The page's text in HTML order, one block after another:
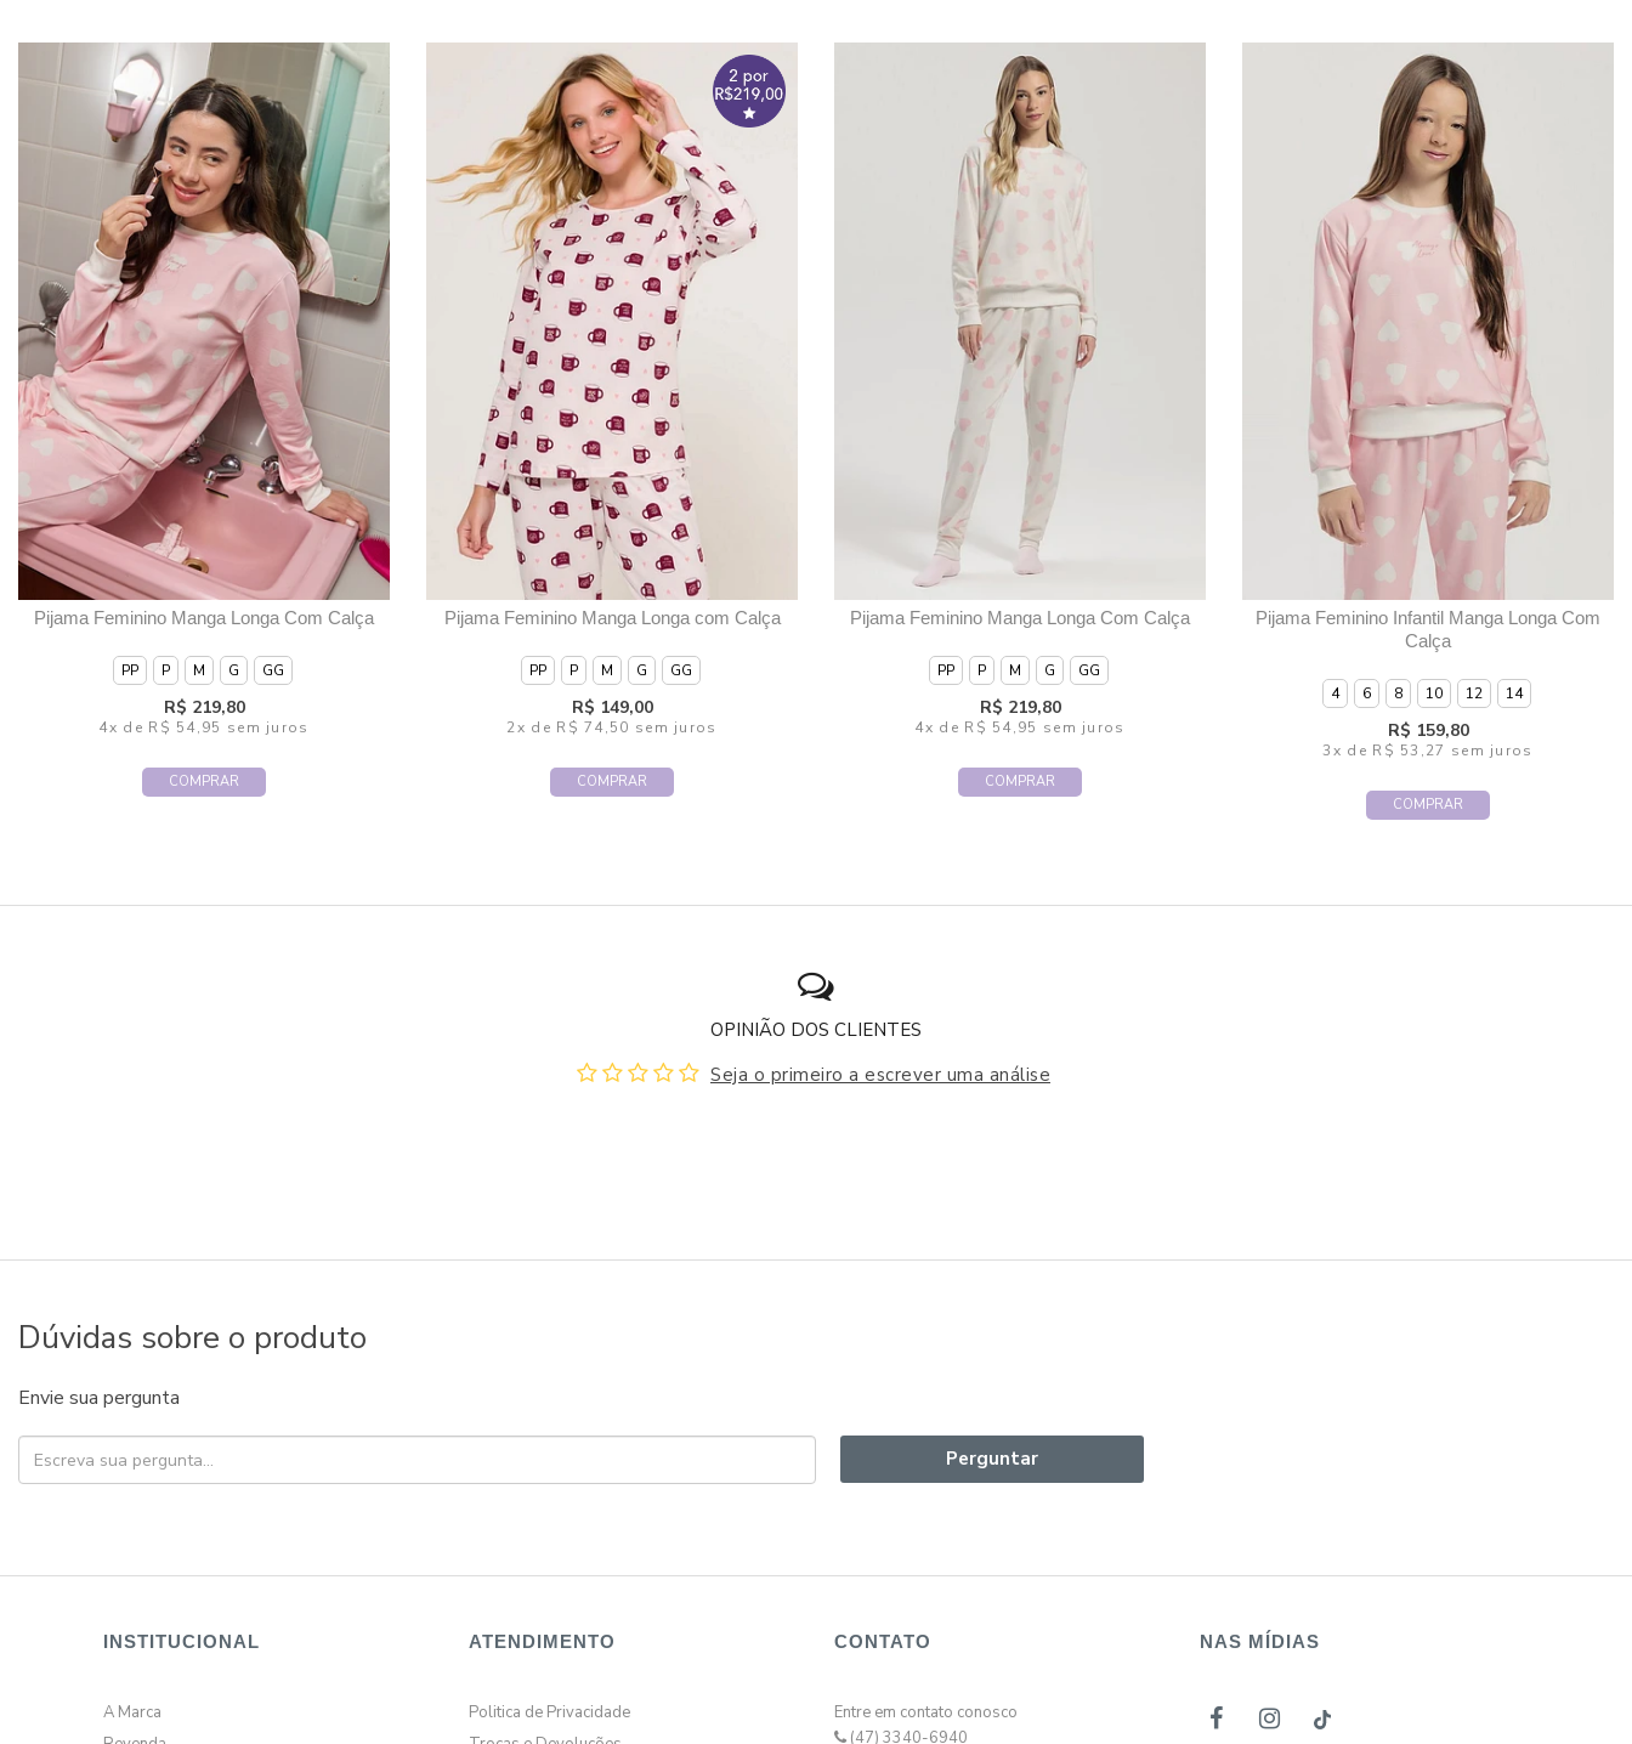
Pijama Feminino Manga Longa Com Calça
PP P M G GG
R$ 219,80
4x de R$ 54,95 sem juros
COMPRAR
Pijama Feminino Manga Longa com Calça
PP P M G GG
R$ 149,00
2x de R$ 74,50 sem juros
COMPRAR
Pijama Feminino Manga Longa Com Calça
PP P M G GG
R$ 219,80
4x de R$ 54,95 sem juros
COMPRAR
Pijama Feminino Infantil Manga Longa Com
Calça
4 6 8 10 12 14
R$ 159,80
3x de R$ 53,27 sem juros
COMPRAR
OPINIÃO DOS CLIENTES
Seja o primeiro a escrever uma análise
Dúvidas sobre o produto
Envie sua pergunta
Perguntar
INSTITUCIONAL
A Marca
ATENDIMENTO
Politica de Privacidade
CONTATO
Entre em contato conosco
(47) 3340-6940
NAS MÍDIAS